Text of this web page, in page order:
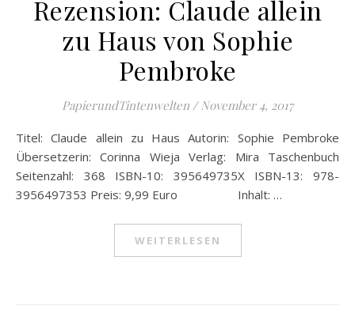
Rezension: Claude allein
zu Haus von Sophie
Pembroke
PapierundTintenwelten / November 4, 2017
Titel: Claude allein zu Haus Autorin: Sophie Pembroke
Übersetzerin: Corinna Wieja Verlag: Mira Taschenbuch
Seitenzahl: 368 ISBN-10: 395649735X ISBN-13: 978-
3956497353 Preis: 9,99 Euro Inhalt: …
WEITERLESEN